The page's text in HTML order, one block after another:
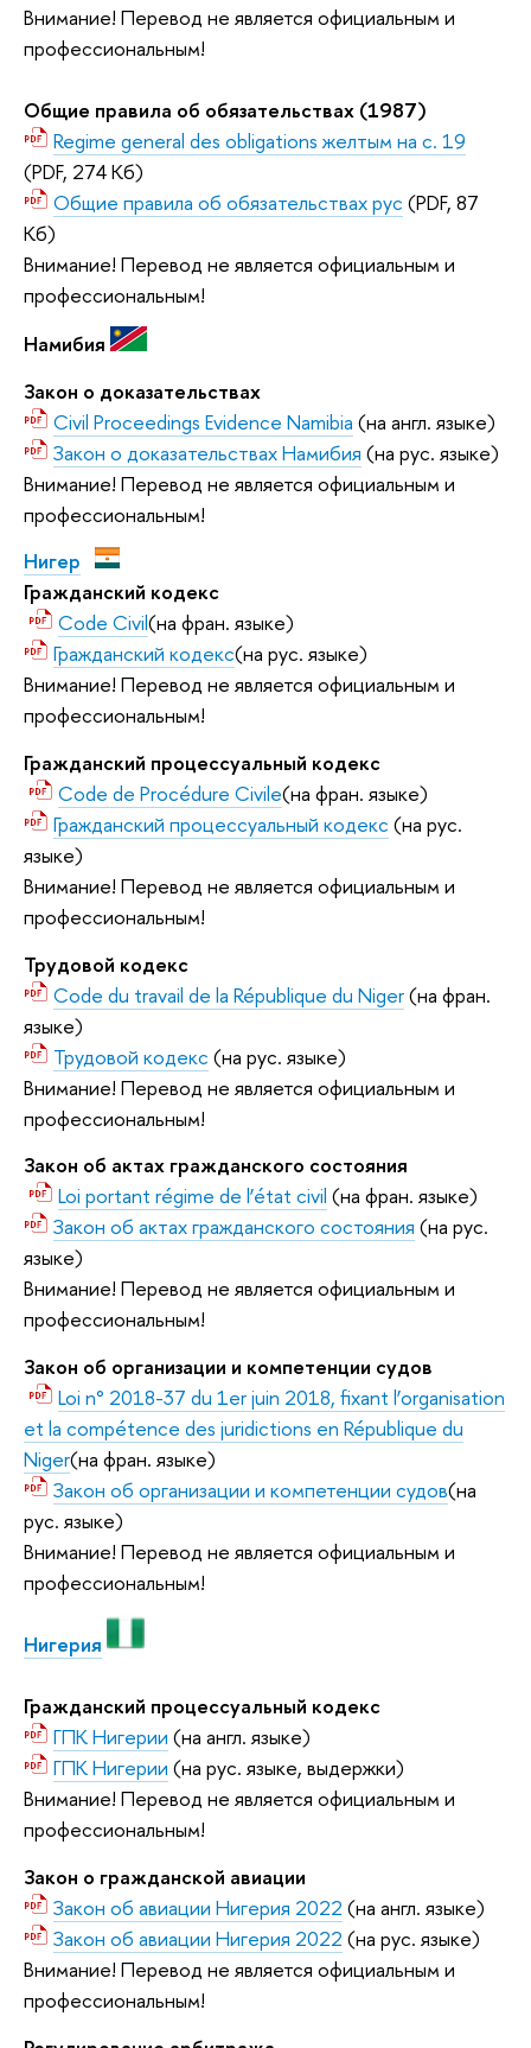
Внимание! Перевод не является официальным и
профессиональным!
Общие правила об обязательствах (1987)
Regime general des obligations желтым на с. 19
(PDF, 274 Кб)
Общие правила об обязательствах рус (PDF, 87
Кб)
Внимание! Перевод не является официальным и
профессиональным!
Намибия
Закон о доказательствах
Civil Proceedings Evidence Namibia (на англ. языке)
Закон о доказательствах Намибия (на рус. языке)
Внимание! Перевод не является официальным и
профессиональным!
Нигер
Гражданский кодекс
Code Civil(на фран. языке)
Гражданский кодекс(на рус. языке)
Внимание! Перевод не является официальным и
профессиональным!
Гражданский процессуальный кодекс
Code de Procédure Civile(на фран. языке)
Гражданский процессуальный кодекс (на рус.
языке)
Внимание! Перевод не является официальным и
профессиональным!
Трудовой кодекс
Code du travail de la République du Niger(на фран.
языке)
Трудовой кодекс (на рус. языке)
Внимание! Перевод не является официальным и
профессиональным!
Закон об актах гражданского состояния
Loi portant régime de l’état civil (на фран. языке)
Закон об актах гражданского состояния (на рус.
языке)
Внимание! Перевод не является официальным и
профессиональным!
Закон об организации и компетенции судов
Loi n° 2018-37 du 1er juin 2018, fixant l’organisation
et la compétence des juridictions en République du
Niger(на фран. языке)
Закон об организации и компетенции судов(на
рус. языке)
Внимание! Перевод не является официальным и
профессиональным!
Нигерия
Гражданский процессуальный кодекс
ГПК Нигерии (на англ. языке)
ГПК Нигерии (на рус. языке, выдержки)
Внимание! Перевод не является официальным и
профессиональным!
Закон о гражданской авиации
Закон об авиации Нигерия 2022 (на англ. языке)
Закон об авиации Нигерия 2022 (на рус. языке)
Внимание! Перевод не является официальным и
профессиональным!